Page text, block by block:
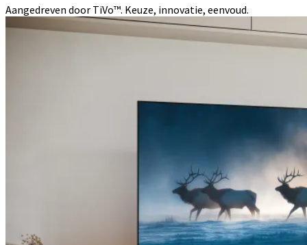
Aangedreven door TiVo™. Keuze, innovatie, eenvoud.